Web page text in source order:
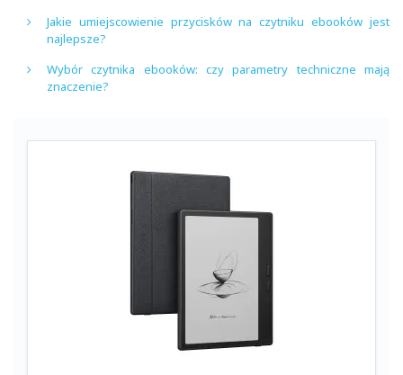
Jakie umiejscowienie przycisków na czytniku ebooków jest
najlepsze?
Wybór czytnika ebooków: czy parametry techniczne mają
znaczenie?